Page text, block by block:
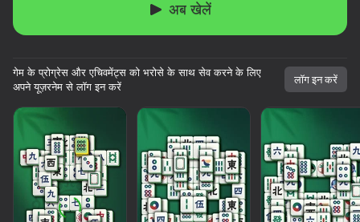
अब खेलें
गेम के प्रोग्रेस और एचिवमेंट्स को भरोसे के साथ सेव करने के लिए
अपने यूज़रनेम से लॉग इन करें
लॉग इन करें